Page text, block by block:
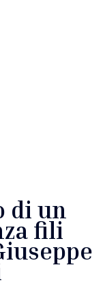
di un
fili